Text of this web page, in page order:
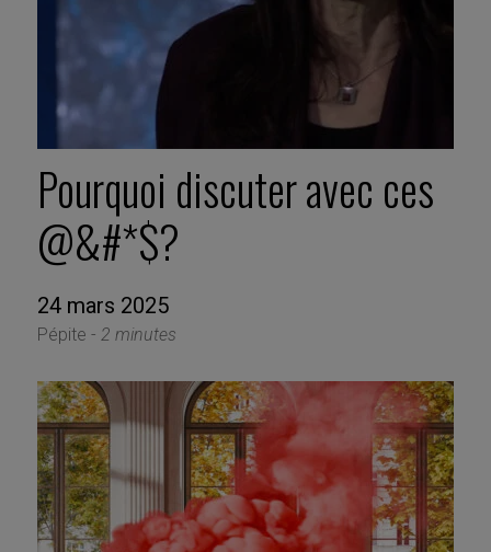
Pourquoi discuter avec ces
@&#*$?
24 mars 2025
Pépite - 2 minutes